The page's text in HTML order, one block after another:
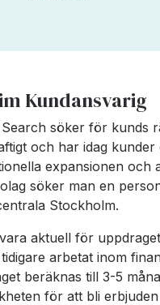
Kundansvarig
söker för kunds
och har idag
expansionen och
söker man en
Stockholm.
aktuell för
arbetat inom
beräknas till 3-5
för att bli